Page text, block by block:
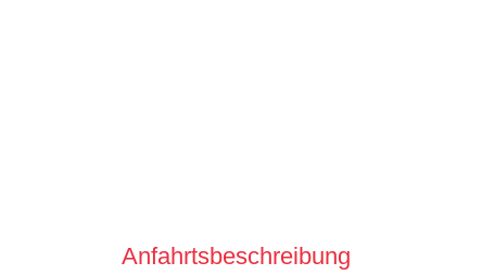
Anfahrtsbeschreibung